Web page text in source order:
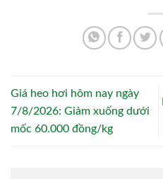
Giá heo hơi hôm nay ngày
7/8/2026: Giảm xuống dưới
mốc 60.000 đồng/kg